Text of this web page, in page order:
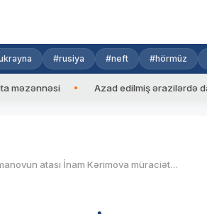
#rusiya #neft #hörmüz
Azad edilmiş ərazilərdə daha 212
İlkin Süleymanovun atası İnam Kərimova müraciət etdi